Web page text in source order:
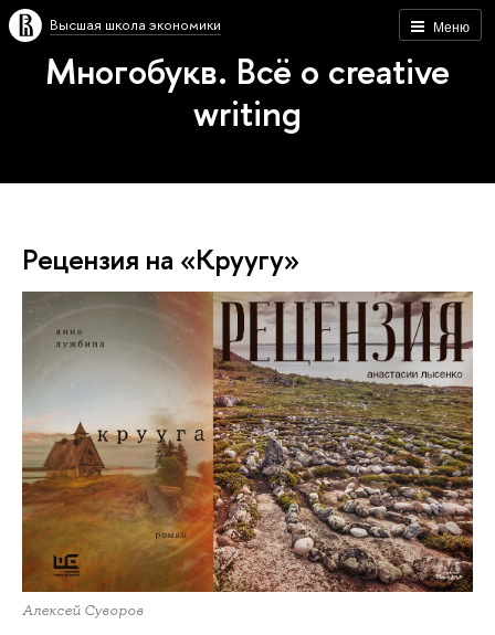
Меню
Высшая школа экономики
Многобукв. Всё о creative
writing
Рецензия на «Круугу»
Алексей Суворов